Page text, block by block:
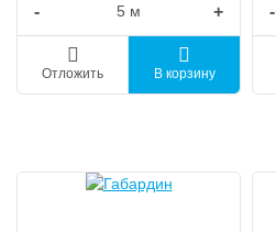
- +
Отложить В корзину
-